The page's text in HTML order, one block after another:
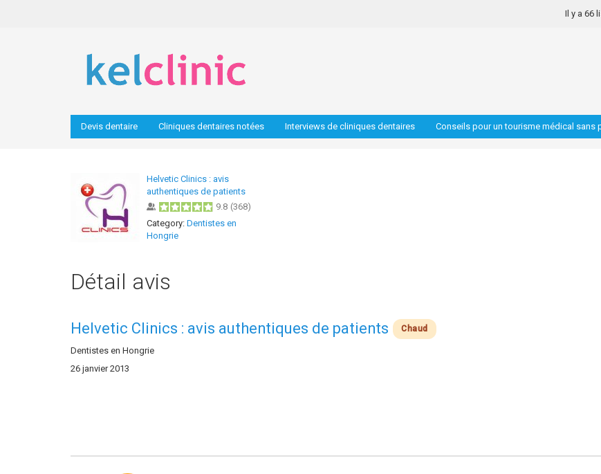
Il y a 66
Devis dentaire Cliniques dentaires notées Interviews de cliniques dentaires Conseils pour un tourisme médical sans
Helvetic Clinics : avis
authentiques de patients
9.8 (368)
Category: Dentistes en
Hongrie
Détail avis
Helvetic Clinics : avis authentiques de patients Chaud
Dentistes en Hongrie
26 janvier 2013